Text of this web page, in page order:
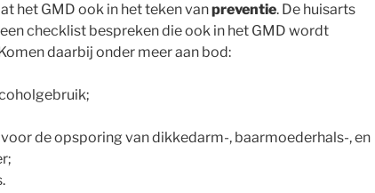
het GMD ook in het teken vanpreventie. De huisarts
checklist bespreken die ook in het GMD wordt
daarbij onder meer aan bod:
de opsporing van dikkedarm-, baarmoederhals-, en